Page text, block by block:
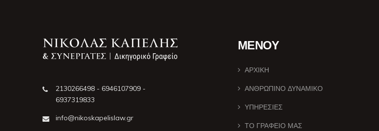
2130266498 - 6946107909 -
6937319833
info@nikoskapelislaw.gr
ΜΕΝΟΥ
ΑΡΧΙΚΗ
ΑΝΘΡΩΠΙΝΟ ΔΥΝΑΜΙΚΟ
ΥΠΗΡΕΣΙΕΣ
ΤΟ ΓΡΑΦΕΙΟ ΜΑΣ